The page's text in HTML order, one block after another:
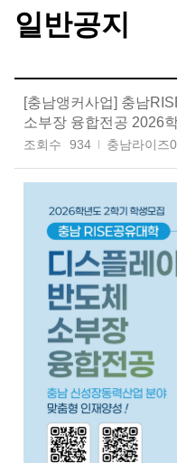
일반공지
[충남앵커사업] 충남
소부장 융합전공 2026
조회수 934 충남라이즈